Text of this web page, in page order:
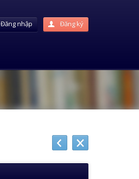
Đăng nhập Đăng ký